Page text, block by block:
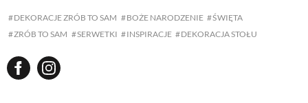
DEKORACJE ZRÓB TO SAM BOŻE NARODZENIE
ŚWIĘTA
ZRÓB TO SAM
SERWETKI INSPIRACJE DEKORACJA STOŁU